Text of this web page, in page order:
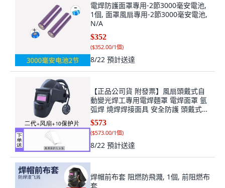
電焊防護面罩專用-2節3000毫安電池,
1個, 面罩風扇專用-2節3000毫安電池,
N/A
$352
($352.00/1個)
8/22 預計送達
【正品公司貨 附發票】風扇頭戴式自
動變光焊工專用電焊麵罩 電焊面罩 氩
弧焊 燒焊焊接面具 安全防護 頭戴式全
自動焊工防護, 1個, 630焊帽風扇+二代
+10護片
$573
($573.00/1個)
8/22 預計送達
焊帽前布套 阻燃防飛濺, 1個, 前阻燃布
套